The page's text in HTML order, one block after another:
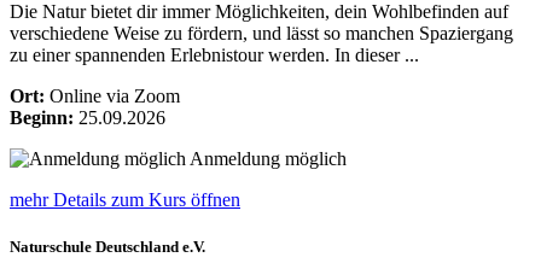
Die Natur bietet dir immer Möglichkeiten, dein Wohlbefinden auf
verschiedene Weise zu fördern, und lässt so manchen Spaziergang
zu einer spannenden Erlebnistour werden. In dieser ...
Ort: Online via Zoom
Beginn: 25.09.2026
Anmeldung möglich
mehr Details zum Kurs öffnen
Naturschule Deutschland e.V.